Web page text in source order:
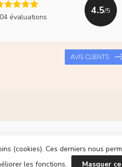
évaluations
4.5/5
AVIS CLIENTS
(cookies). Ces derniers nous
les fonctions.
Masquer